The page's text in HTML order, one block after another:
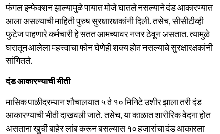
फंगल इन्फेक्शन झाल्यामुळे पायात मोजे घातले नसल्याने दंड आकारण्यात
आला असल्याची माहिती पुरुष सुरक्षारक्षकांनी दिली. तसेच, सीसीटीव्ही
फुटेज पाहणारे कर्मचारी हे सतत आमच्यावर नजर ठेवून असतात. त्यामुळे
घरातून आलेला महत्त्वाचा फोन घेणेही शक्य होत नसल्याचे सुरक्षारक्षकांनी
सांगितले.
दंड आकारण्याची भीती
मासिक पाळीदरम्यान शौचालयात ५ ते १० मिनिटे उशीर झाला तरी दंड
आकारण्याची भीती दाखवली जाते. तसेच, या काळात शारीरिक वेदना होत
असताना खुर्ची बाहेर लांब करून बसल्यास १० हजारांचा दंड आकारला